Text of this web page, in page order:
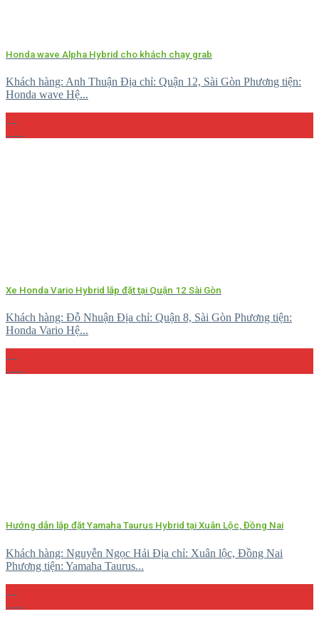
Honda wave Alpha Hybrid cho khách chạy grab
Khách hàng: Anh Thuận Địa chỉ: Quận 12, Sài Gòn Phương tiện:
Honda wave Hệ...
Xe Honda Vario Hybrid lắp đặt tại Quận 12 Sài Gòn
Khách hàng: Đỗ Nhuận Địa chỉ: Quận 8, Sài Gòn Phương tiện:
Honda Vario Hệ...
Hướng dẫn lắp đặt Yamaha Taurus Hybrid tại Xuân Lộc, Đồng Nai
Khách hàng: Nguyễn Ngọc Hải Địa chỉ: Xuân lộc, Đồng Nai
Phương tiện: Yamaha Taurus...